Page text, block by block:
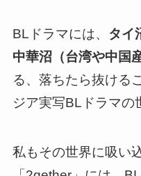
BLドラマには、 タイ
中華沼（台湾や中国
る、 落ちたら抜ける
ジア実写BLドラマの
私もその世界に吸い